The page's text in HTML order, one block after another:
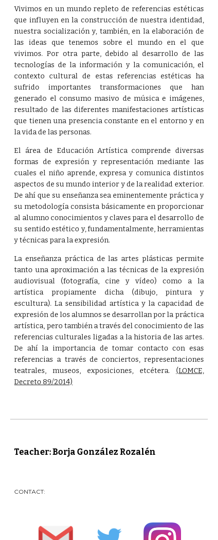
Vivimos en un mundo repleto de referencias estéticas
que influyen en la construcción de nuestra identidad,
nuestra socialización y, también, en la elaboración de
las ideas que tenemos sobre el mundo en el que
vivimos. Por otra parte, debido al desarrollo de las
tecnologías de la información y la comunicación, el
contexto cultural de estas referencias estéticas ha
sufrido importantes transformaciones que han
generado el consumo masivo de música e imágenes,
resultado de las diferentes manifestaciones artísticas
que tienen una presencia constante en el entorno y en
la vida de las personas.
El área de Educación Artística comprende diversas
formas de expresión y representación mediante las
cuales el niño aprende, expresa y comunica distintos
aspectos de su mundo interior y de la realidad exterior.
De ahí que su enseñanza sea eminentemente práctica y
su metodología consista básicamente en proporcionar
al alumno conocimientos y claves para el desarrollo de
su sentido estético y, fundamentalmente, herramientas
y técnicas para la expresión.
La enseñanza práctica de las artes plásticas permite
tanto una aproximación a las técnicas de la expresión
audiovisual (fotografía, cine y vídeo) como a la
artística propiamente dicha (dibujo, pintura y
escultura). La sensibilidad artística y la capacidad de
expresión de los alumnos se desarrollan por la práctica
artística, pero también a través del conocimiento de las
referencias culturales ligadas a la historia de las artes.
De ahí la importancia de tomar contacto con esas
referencias a través de conciertos, representaciones
teatrales, museos, exposiciones, etcétera. (LOMCE,
Decreto 89/2014)
Teacher: Borja González Rozalén
CONTACT: